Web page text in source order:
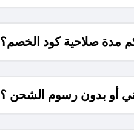
مدة صلاحية كود الخصم؟
أو بدون رسوم الشحن ؟